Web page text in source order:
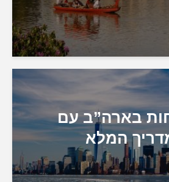
בארה”ב עם
המלא